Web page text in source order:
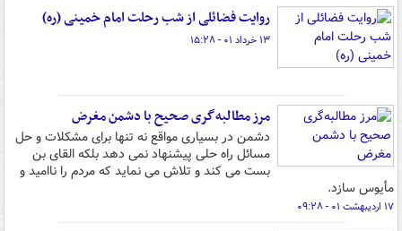
روایت فضائلی از شب رحلت امام خمینی (ره)
۱۳ خرداد ۰۱ - ۱۵:۲۸
مرز مطالبه‌گری صحیح با دشمن مغرض
دشمن در بسیاری مواقع نه تنها برای مشکلات و حل
مسائل راه حلی پیشنهاد نمی دهد بلکه القای بن
بست می کند و تلاش می نماید که مردم را ناامید و
مأیوس سازد.
۱۷ اردیبهشت ۰۱ - ۰۹:۲۸